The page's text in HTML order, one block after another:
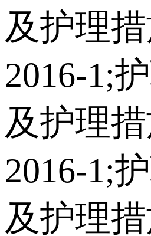
及护理
2016-1;
及护理
2016-1;
及护理